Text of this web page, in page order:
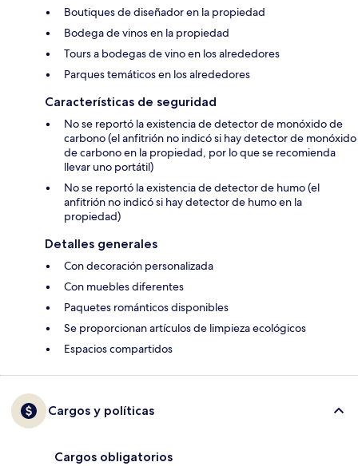
Boutiques de diseñador en la propiedad
Bodega de vinos en la propiedad
Tours a bodegas de vino en los alrededores
Parques temáticos en los alrededores
Características de seguridad
No se reportó la existencia de detector de monóxido de
carbono (el anfitrión no indicó si hay detector de monóxido
de carbono en la propiedad, por lo que se recomienda
llevar uno portátil)
No se reportó la existencia de detector de humo (el
anfitrión no indicó si hay detector de humo en la
propiedad)
Detalles generales
Con decoración personalizada
Con muebles diferentes
Paquetes románticos disponibles
Se proporcionan artículos de limpieza ecológicos
Espacios compartidos
Cargos y políticas
Cargos obligatorios